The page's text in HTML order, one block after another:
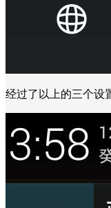
经过了以上的三个设